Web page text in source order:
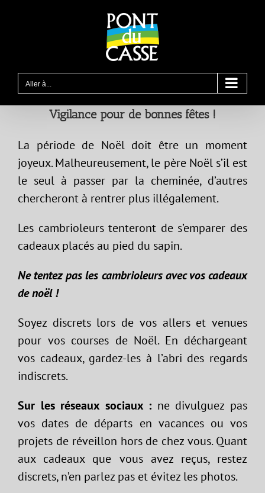
Aller à...
Vigilance pour de bonnes fêtes !
La période de Noël doit être un moment
joyeux. Malheureusement, le père Noël s’il est
le seul à passer par la cheminée, d’autres
chercheront à rentrer plus illégalement.
Les cambrioleurs tenteront de s’emparer des
cadeaux placés au pied du sapin.
Ne tentez pas les cambrioleurs avec vos cadeaux
de noël !
Soyez discrets lors de vos allers et venues
pour vos courses de Noël. En déchargeant
vos cadeaux, gardez-les à l’abri des regards
indiscrets.
Sur les réseaux sociaux : ne divulguez pas
vos dates de départs en vacances ou vos
projets de réveillon hors de chez vous. Quant
aux cadeaux que vous avez reçus, restez
discrets, n’en parlez pas et évitez les photos.